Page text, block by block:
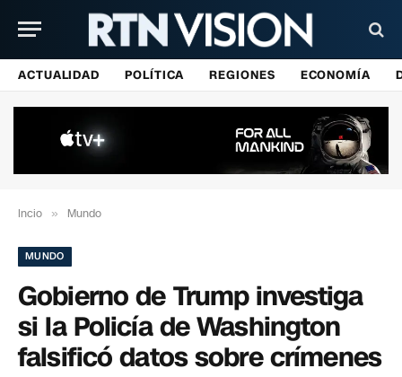
ACTUALIDAD POLÍTICA REGIONES ECONOMÍA
Incio » Mundo
MUNDO
Gobierno de Trump investiga
si la Policía de Washington
falsificó datos sobre crímenes